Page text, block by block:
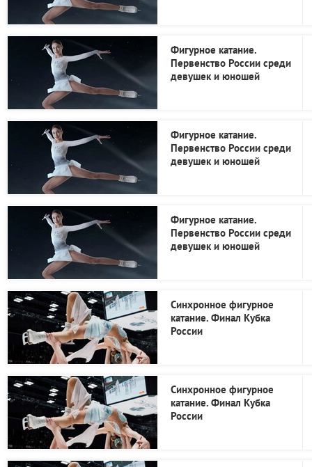
Фигурное катание.
Первенство России среди
девушек и юношей
Фигурное катание.
Первенство России среди
девушек и юношей
Фигурное катание.
Первенство России среди
девушек и юношей
Синхронное фигурное
катание. Финал Кубка
России
Синхронное фигурное
катание. Финал Кубка
России